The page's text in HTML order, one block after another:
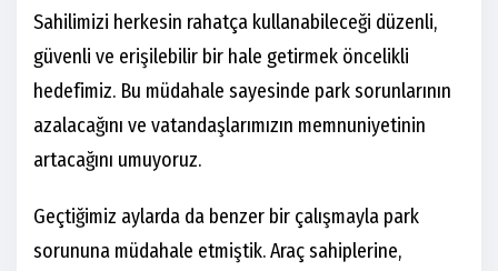
Sahilimizi herkesin rahatça kullanabileceği düzenli,
güvenli ve erişilebilir bir hale getirmek öncelikli
hedefimiz. Bu müdahale sayesinde park sorunlarının
azalacağını ve vatandaşlarımızın memnuniyetinin
artacağını umuyoruz.
Geçtiğimiz aylarda da benzer bir çalışmayla park
sorununa müdahale etmiştik. Araç sahiplerine,